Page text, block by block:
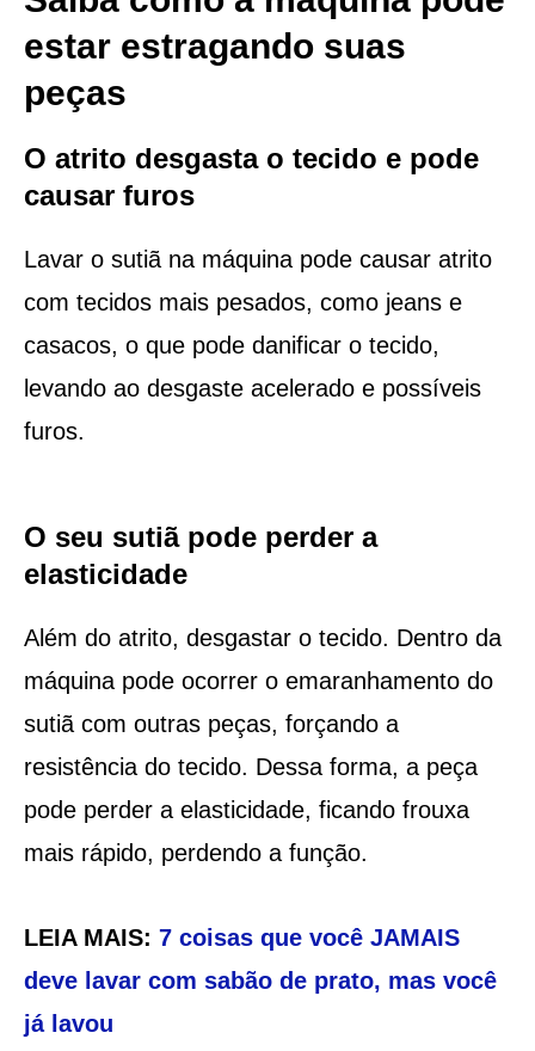
estar estragando suas
peças
O atrito desgasta o tecido e pode
causar furos
Lavar o sutiã na máquina pode causar atrito
com tecidos mais pesados, como jeans e
casacos, o que pode danificar o tecido,
levando ao desgaste acelerado e possíveis
furos.
O seu sutiã pode perder a
elasticidade
Além do atrito, desgastar o tecido. Dentro da
máquina pode ocorrer o emaranhamento do
sutiã com outras peças, forçando a
resistência do tecido. Dessa forma, a peça
pode perder a elasticidade, ficando frouxa
mais rápido, perdendo a função.
LEIA MAIS: 7 coisas que você JAMAIS
deve lavar com sabão de prato, mas você
já lavou